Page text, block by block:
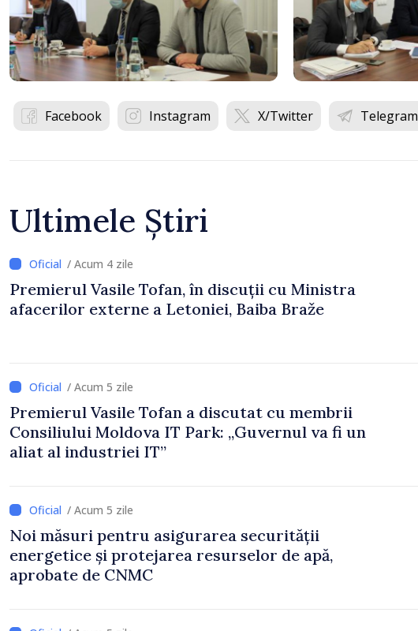
Facebook Instagram X/Twitter Telegram
Ultimele Știri
/ Acum 4 zile
Premierul Vasile Tofan, în discuții cu Ministra
afacerilor externe a Letoniei, Baiba Braže
/ Acum 5 zile
Premierul Vasile Tofan a discutat cu membrii
Consiliului Moldova IT Park: „Guvernul va fi un
aliat al industriei IT”
/ Acum 5 zile
Noi măsuri pentru asigurarea securității
energetice și protejarea resurselor de apă,
aprobate de CNMC